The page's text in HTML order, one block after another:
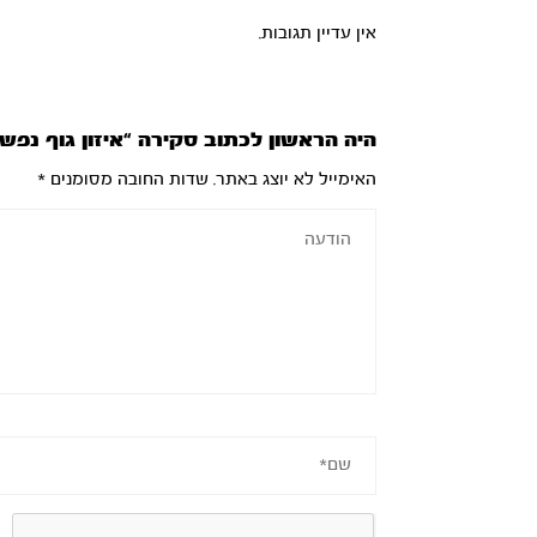
אין עדיין תגובות.
היה הראשון לכתוב סקירה “איזון גוף
האימייל לא יוצג באתר. שדות החובה מסומנים*